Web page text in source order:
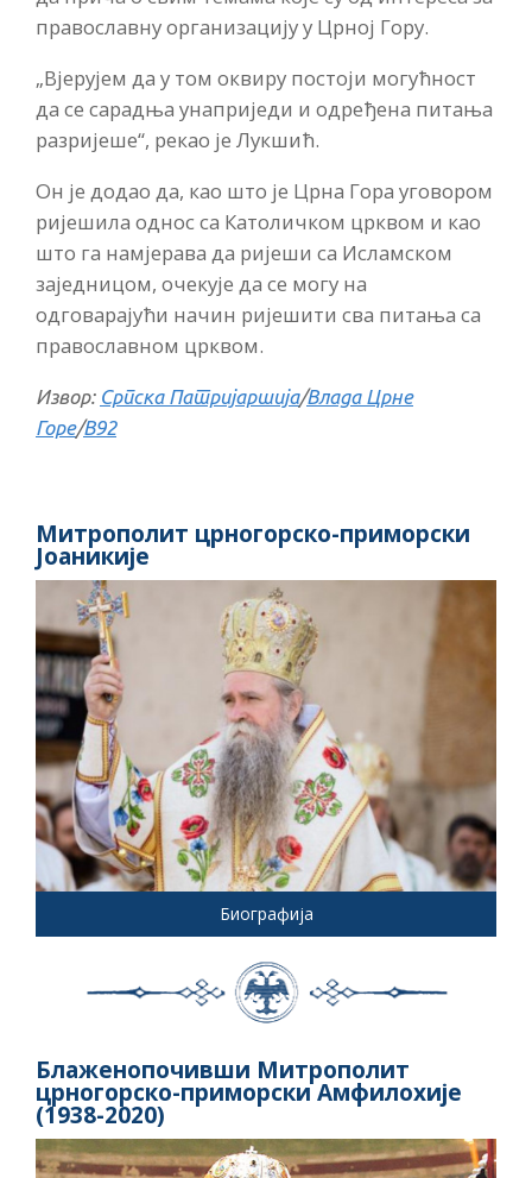
православну организацију у Црној Гору.
„Вјерујем да у том оквиру постоји могућност
да се сарадња унаприједи и одређена питања
разријеше“, рекао је Лукшић.
Он је додао да, као што је Црна Гора уговором
ријешила однос са Католичком црквом и као
што га намјерава да ријеши са Исламском
заједницом, очекује да се могу на
одговарајући начин ријешити сва питања са
православном црквом.
Извор: Српска Патријаршија/Влада Црне
Горе/B92
Митрополит црногорско-приморски
Јоаникије
Биографија
Блаженопочивши Митрополит
црногорско-приморски Амфилохије
(1938-2020)